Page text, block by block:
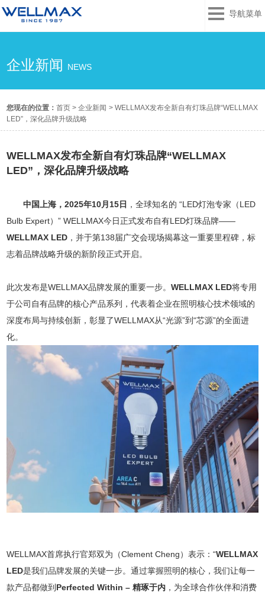
导航菜单
企业新闻 NEWS
您现在的位置：首页 >企业新闻 >WELLMAX发布全新自有灯珠品牌“WELLMAX
LED”，深化品牌升级战略
WELLMAX发布全新自有灯珠品牌“WELLMAX
LED”，深化品牌升级战略
中国上海，2025年10月15日 ，全球知名的 “LED灯泡专家（LED
Bulb Expert）” WELLMAX今日正式发布自有LED灯珠品牌——
WELLMAX LED ，并于第138届广交会现场揭幕这一重要里程碑，标
志着品牌战略升级的新阶段正式开启。
此次发布是WELLMAX品牌发展的重要一步。WELLMAX LED将专用
于公司自有品牌的核心产品系列，代表着企业在照明核心技术领域的
深度布局与持续创新，彰显了WELLMAX从“光源”到“芯源”的全面进
化。
WELLMAX首席执行官郑双为（Clement Cheng）表示：“WELLMAX
LED是我们品牌发展的关键一步。通过掌握照明的核心，我们让每一
款产品都做到 Perfected Within – 精琢于内 ，为全球合作伙伴和消费